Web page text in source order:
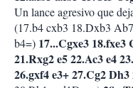
Un lance agresivo que
(17.b4 cxb3 18.Dxb3
b4=) 17...Cgxe3
21.Rxg2 e5 22.Ac3 e4
26.gxf4 e3+ 27.Cg2